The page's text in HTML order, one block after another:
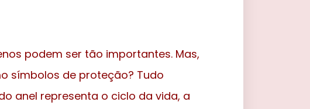
podem ser tão importantes. Mas,
símbolos de proteção? Tudo
anel representa o ciclo da vida, a